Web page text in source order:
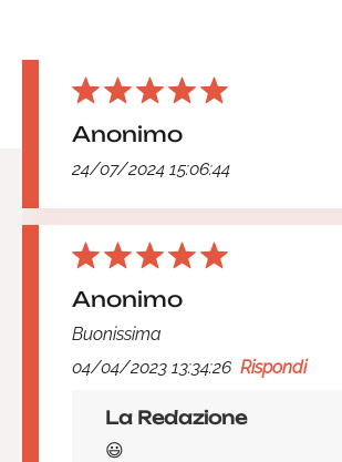
Anonimo
24/07/2024 15:06:44
Anonimo
Buonissima
04/04/2023 13:34:26 Rispondi
La Redazione
😃